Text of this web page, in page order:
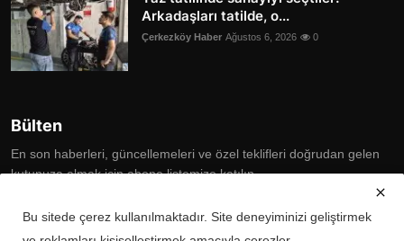
Arkadaşları tatilde, o...
Çerkezköy Haber Ağustos 6, 2026 0
Bülten
En son haberleri, güncellemeleri ve özel teklifleri doğrudan gelen
kutunuza almak için abone listemize katılın
Subscribe
Bu sitede çerez kullanılmaktadır. Site deneyiminizi geliştirmek